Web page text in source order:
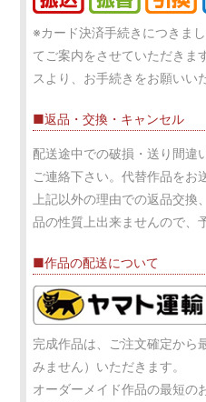
※カード決済手続きにつきま
てご案内をさせていただきま
スより、お手続きをお願いい
■返品・交換・キャンセル
配送途中での破損・送り間違
ご連絡下さい。代替作品をお
上記以外の理由での返品交
品の性質上出来ませんので、
■作品の配送について
完成作品は、ご注文確定から
みません）いただきます。
オーダーメイド作品の最短の